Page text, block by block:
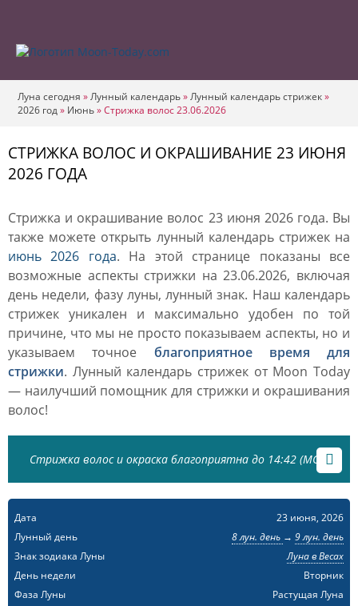
Луна сегодня »Лунный календарь»Лунный календарь стрижек»
2026 год» Июнь»Стрижка волос 23.06.2026
СТРИЖКА ВОЛОС И ОКРАШИВАНИЕ 23 ИЮНЯ
2026 ГОДА
Стрижка и окрашивание волос 23 июня 2026 года. Вы
также можете открыть лунный календарь стрижек на
июнь 2026 года. На этой странице показаны все
возможные аспекты стрижки на 23.06.2026, включая
день недели, фазу луны, лунный знак. Наш календарь
стрижек уникален и максимально удобен по той
причине, что мы не просто показываем аспекты, но и
указываем точное благоприятное время для
стрижки. Лунный календарь стрижек от Moon Today
— наилучший помощник для стрижки и окрашивания
волос!
Стрижка волос и окраска благоприятна до 14:42 (МСК)
Дата
23 июня, 2026
Лунный день
8 лун. день → 9 лун. день
Знак зодиака Луны
Луна в Весах
День недели
Вторник
Фаза Луны
Растущая Луна